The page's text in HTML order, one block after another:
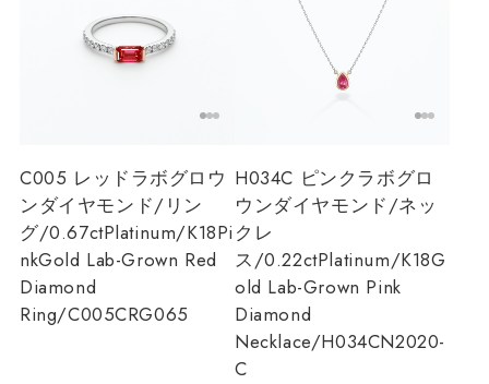
C005 レッドラボグロウ
ンダイヤモンド/リン
グ/0.67ctPlatinum/K18Pi
nkGold Lab-Grown Red
Diamond
Ring/C005CRG065
H034C ピンクラボグロ
ウンダイヤモンド/ネッ
クレ
ス/0.22ctPlatinum/K18G
old Lab-Grown Pink
Diamond
Necklace/H034CN2020-
C